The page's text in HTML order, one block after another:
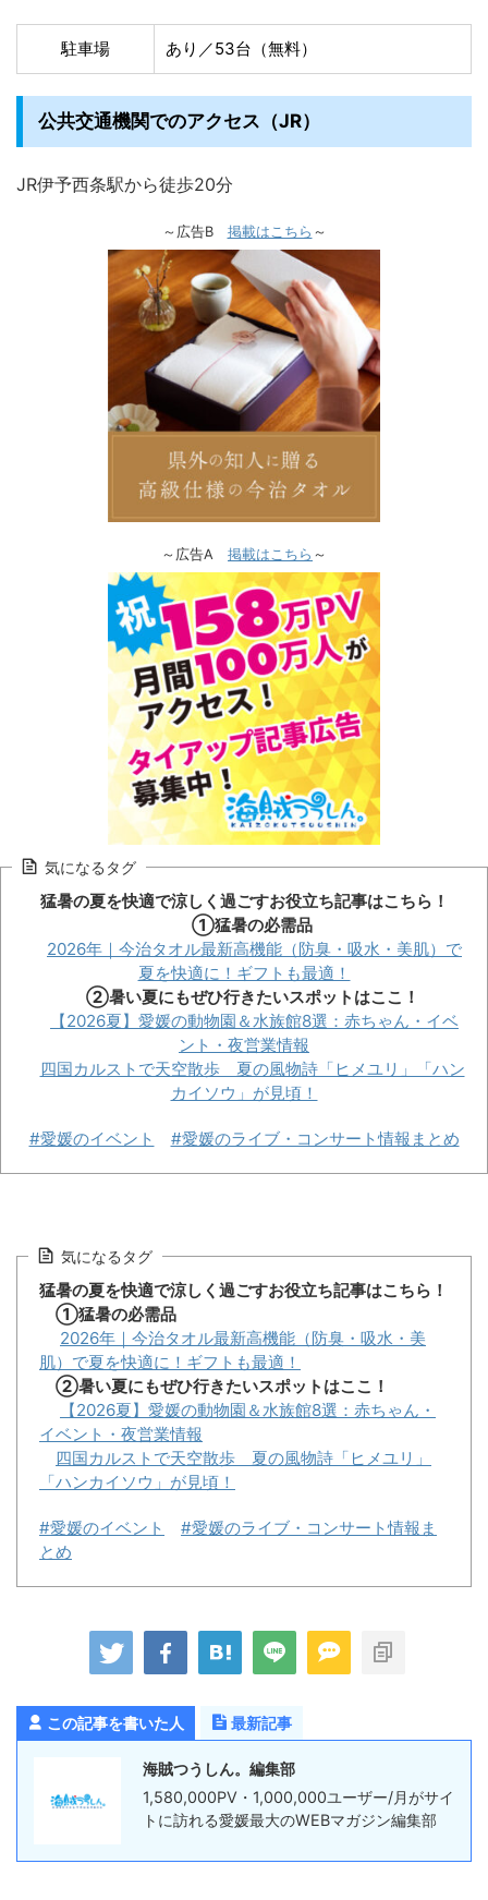
駐車場 あり／53台（無料）
公共交通機関でのアクセス（JR）
JR伊予西条駅から徒歩20分
～広告B 掲載はこちら ～
～広告A 掲載はこちら ～
気になるタグ
猛暑の夏を快適で涼しく過ごすお役立ち記事はこちら！
①猛暑の必需品
2026年｜今治タオル最新高機能（防臭・吸水・美肌）で
夏を快適に！ギフトも最適！
②暑い夏にもぜひ行きたいスポットはここ！
【2026夏】愛媛の動物園＆水族館8選：赤ちゃん・イベ
ント・夜営業情報
四国カルストで天空散歩 夏の風物詩「ヒメユリ」「ハン
カイソウ」が見頃！
#愛媛のイベント #愛媛のライブ・コンサート情報まとめ
気になるタグ
猛暑の夏を快適で涼しく過ごすお役立ち記事はこちら！
①猛暑の必需品
2026年｜今治タオル最新高機能（防臭・吸水・美
肌）で夏を快適に！ギフトも最適！
②暑い夏にもぜひ行きたいスポットはここ！
【2026夏】愛媛の動物園＆水族館8選：赤ちゃん・
イベント・夜営業情報
四国カルストで天空散歩 夏の風物詩「ヒメユリ」
「ハンカイソウ」が見頃！
#愛媛のイベント
#愛媛のライブ・コンサート情報ま
とめ
この記事を書いた人 最新記事
海賊つうしん。編集部
1,580,000PV・1,000,000ユーザー/月がサイ
トに訪れる愛媛最大のWEBマガジン編集部